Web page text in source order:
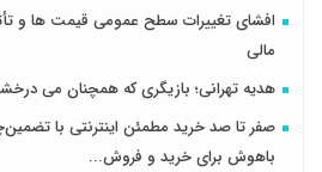
افشای تغییرات سطح عمومی قیمت ها و
مالی
هدیه تهرانی؛ بازیگری که همچنان می
صفر تا صد خرید مطمئن اینترنتی با
باهوش برای خرید و فروش‌...